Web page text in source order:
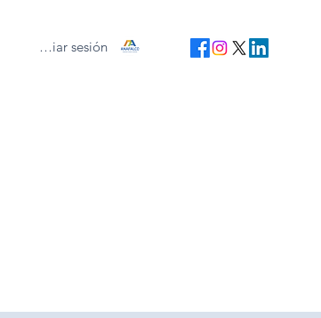
Iniciar sesión